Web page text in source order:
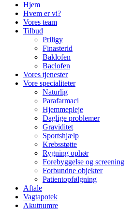
Hjem
Hvem er vi?
Vores team
Tilbud
Priligy
Finasterid
Baklofen
Baclofen
Vores tjenester
Vore specialiteter
Naturlig
Parafarmaci
Hjemmepleje
Daglige problemer
Graviditet
Sportshjælp
Krebsstøtte
Rygning ophør
Forebyggelse og screening
Forbundne objekter
Patientopfølgning
Aftale
Vagtapotek
Akutnumre